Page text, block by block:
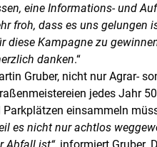
eine Informations- und
froh, dass es uns gelungen
diese Kampagne zu
danken.“
Gruber, nicht nur Agrar-
jedes Jahr
Parkplätzen einsammeln
es nicht nur achtlos
Abfall ist“, informiert Gruber.